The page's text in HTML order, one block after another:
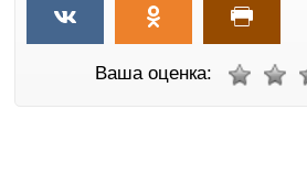
Ваша оценка: